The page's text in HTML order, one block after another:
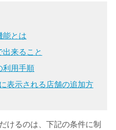
能とは
来ること
利用手順
表示される店舗の追加方
けるのは、下記の条件に制